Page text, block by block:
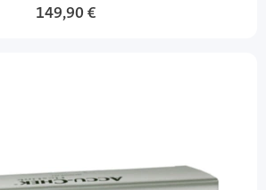
149,90 €